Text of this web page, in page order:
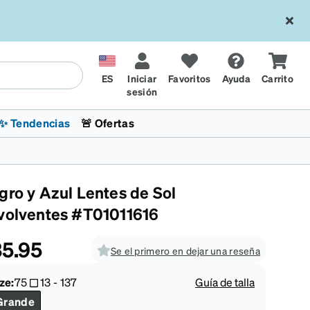
ES
Iniciar
sesión
Favoritos Ayuda Carrito
Tendencias
🚨 Ofertas
y Azul Lentes de Sol
#T01011616
Se el primero en dejar una reseña
75 13-137
Guía de talla